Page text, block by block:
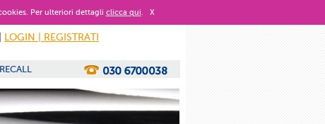
Per ulteriori dettagli clicca qui. X
LOGIN | REGISTRATI
RECALL